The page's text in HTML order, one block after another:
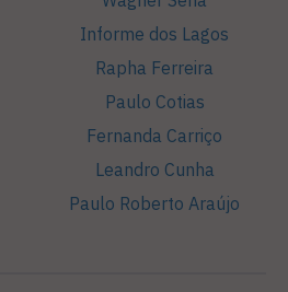
Informe dos Lagos
Rapha Ferreira
Paulo Cotias
Fernanda Carriço
Leandro Cunha
Paulo Roberto Araújo